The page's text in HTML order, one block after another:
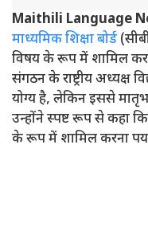
Maithili Language
माध्यमिक शिक्षा बोर्ड
विषय के रूप में शामिल करने
संगठन के राष्ट्रीय अध्यक्ष
योग्य है, लेकिन इससे
उन्होंने स्पष्ट रूप से कहा
के रूप में शामिल करना